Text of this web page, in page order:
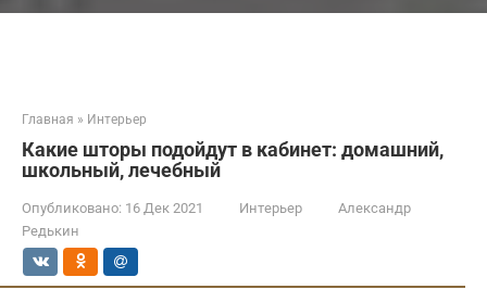
Главная » Интерьер
Какие шторы подойдут в кабинет: домашний,
школьный, лечебный
Опубликовано: 16 Дек 2021 Интерьер
Александр
Редькин